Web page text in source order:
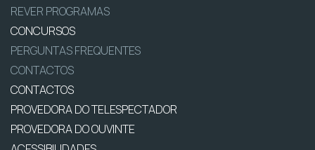
REVER PROGRAMAS
CONCURSOS
PERGUNTAS FREQUENTES
CONTACTOS
CONTACTOS
PROVEDORA DO TELESPECTADOR
PROVEDORA DO OUVINTE